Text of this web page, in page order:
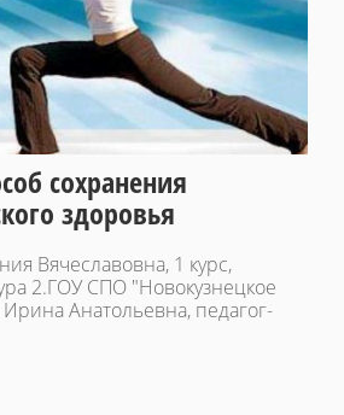
сохранения
здоровья
Вячеславовна, 1 курс,
2.ГОУ СПО "Новокузнецкое
Анатольевна, педагог-